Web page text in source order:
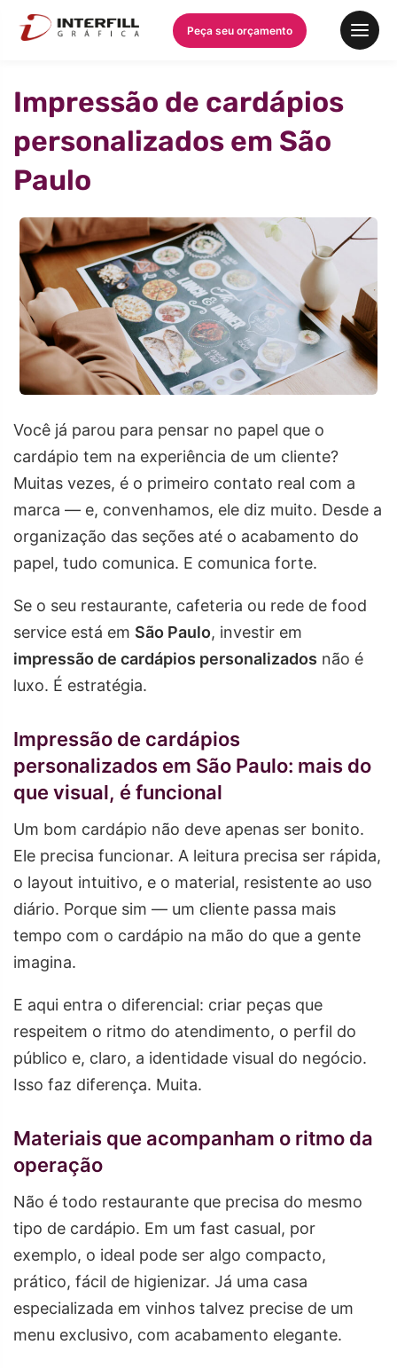
Peça seu orçamento
Impressão de cardápios
personalizados em São
Paulo
Você já parou para pensar no papel que o
cardápio tem na experiência de um cliente?
Muitas vezes, é o primeiro contato real com a
marca — e, convenhamos, ele diz muito. Desde a
organização das seções até o acabamento do
papel, tudo comunica. E comunica forte.
Se o seu restaurante, cafeteria ou rede de food
service está em São Paulo, investir em
impressão de cardápios personalizados não é
luxo. É estratégia.
Impressão de cardápios
personalizados em São Paulo: mais do
que visual, é funcional
Um bom cardápio não deve apenas ser bonito.
Ele precisa funcionar. A leitura precisa ser rápida,
o layout intuitivo, e o material, resistente ao uso
diário. Porque sim — um cliente passa mais
tempo com o cardápio na mão do que a gente
imagina.
E aqui entra o diferencial: criar peças que
respeitem o ritmo do atendimento, o perfil do
público e, claro, a identidade visual do negócio.
Isso faz diferença. Muita.
Materiais que acompanham o ritmo da
operação
Não é todo restaurante que precisa do mesmo
tipo de cardápio. Em um fast casual, por
exemplo, o ideal pode ser algo compacto,
prático, fácil de higienizar. Já uma casa
especializada em vinhos talvez precise de um
menu exclusivo, com acabamento elegante.